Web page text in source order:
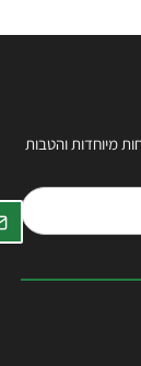
מיוחדות והטבות